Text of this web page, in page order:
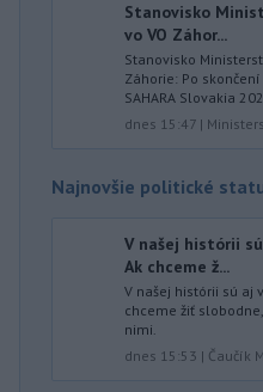
Stanovisko
vo VO Záhor...
Stanovisko
Záhorie: Po
SAHARA Slovakia
dnes 15:47 |
Najnovšie politické
V našej histórii
Ak chceme ž...
V našej histórii sú aj
chceme žiť
nimi.
dnes 15:53 | Čaučík